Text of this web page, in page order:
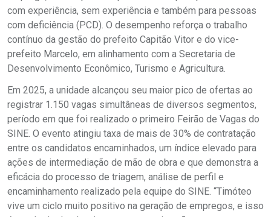
com experiência, sem experiência e também para pessoas
com deficiência (PCD). O desempenho reforça o trabalho
contínuo da gestão do prefeito Capitão Vitor e do vice-
prefeito Marcelo, em alinhamento com a Secretaria de
Desenvolvimento Econômico, Turismo e Agricultura.
Em 2025, a unidade alcançou seu maior pico de ofertas ao
registrar 1.150 vagas simultâneas de diversos segmentos,
período em que foi realizado o primeiro Feirão de Vagas do
SINE. O evento atingiu taxa de mais de 30% de contratação
entre os candidatos encaminhados, um índice elevado para
ações de intermediação de mão de obra e que demonstra a
eficácia do processo de triagem, análise de perfil e
encaminhamento realizado pela equipe do SINE. “Timóteo
vive um ciclo muito positivo na geração de empregos, e isso